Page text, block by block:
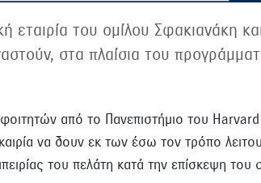
εταιρία του ομίλου Σφακιανάκη
στα πλαίσια του
από το Πανεπιστήμιο του
να δουν εκ των έσω τον τρόπο
του πελάτη κατά την επίσκεψη